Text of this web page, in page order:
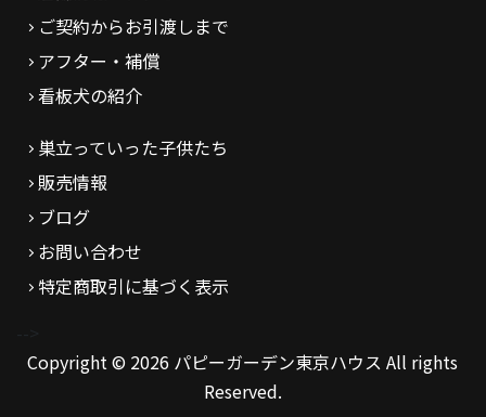
ご契約からお引渡しまで
アフター・補償
看板犬の紹介
巣立っていった子供たち
販売情報
ブログ
お問い合わせ
特定商取引に基づく表示
Copyright © 2026 パピーガーデン東京ハウス All rights
Reserved.